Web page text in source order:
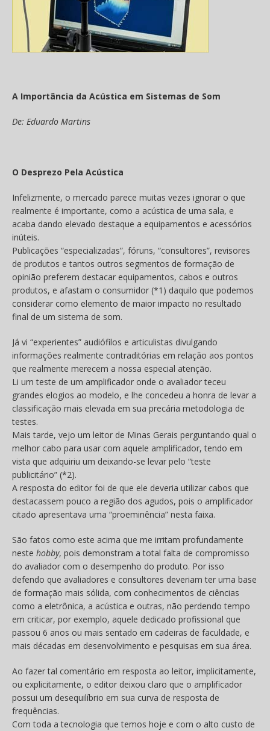
A Importância da Acústica em Sistemas de Som
De: Eduardo Martins
O Desprezo Pela Acústica
Infelizmente, o mercado parece muitas vezes ignorar o que
realmente é importante, como a acústica de uma sala, e
acaba dando elevado destaque a equipamentos e acessórios
inúteis.
Publicações “especializadas”, fóruns, “consultores”, revisores
de produtos e tantos outros segmentos de formação de
opinião preferem destacar equipamentos, cabos e outros
produtos, e afastam o consumidor (*1) daquilo que podemos
considerar como elemento de maior impacto no resultado
final de um sistema de som.
Já vi “experientes” audiófilos e articulistas divulgando
informações realmente contraditórias em relação aos pontos
que realmente merecem a nossa especial atenção.
Li um teste de um amplificador onde o avaliador teceu
grandes elogios ao modelo, e lhe concedeu a honra de levar a
classificação mais elevada em sua precária metodologia de
testes.
Mais tarde, vejo um leitor de Minas Gerais perguntando qual o
melhor cabo para usar com aquele amplificador, tendo em
vista que adquiriu um deixando-se levar pelo “teste
publicitário” (*2).
A resposta do editor foi de que ele deveria utilizar cabos que
destacassem pouco a região dos agudos, pois o amplificador
citado apresentava uma “proeminência” nesta faixa.
São fatos como este acima que me irritam profundamente
neste hobby, pois demonstram a total falta de compromisso
do avaliador com o desempenho do produto. Por isso
defendo que avaliadores e consultores deveriam ter uma base
de formação mais sólida, com conhecimentos de ciências
como a eletrônica, a acústica e outras, não perdendo tempo
em criticar, por exemplo, aquele dedicado profissional que
passou 6 anos ou mais sentado em cadeiras de faculdade, e
mais décadas em desenvolvimento e pesquisas em sua área.
Ao fazer tal comentário em resposta ao leitor, implicitamente,
ou explicitamente, o editor deixou claro que o amplificador
possui um desequilíbrio em sua curva de resposta de
frequências.
Com toda a tecnologia que temos hoje e com o alto custo de